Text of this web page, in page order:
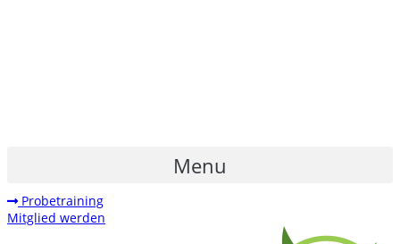
Menu
Probetraining
Mitglied werden